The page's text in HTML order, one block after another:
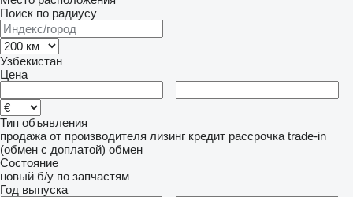
Поиск по радиусу
Узбекистан
Цена
–
Тип объявления
продажа от производителя лизинг кредит рассрочка trade-in
(обмен с доплатой) обмен
Состояние
новый б/у по запчастям
Год выпуска